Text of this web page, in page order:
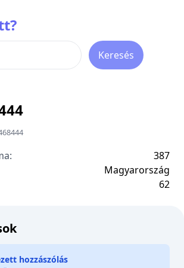
Keresés
387
Magyarország
62
hozzászólás